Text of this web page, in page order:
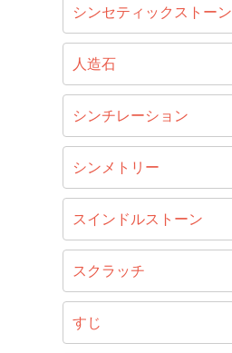
シンセティックストーン
人造石
シンチレーション
シンメトリー
スインドルストーン
スクラッチ
すじ